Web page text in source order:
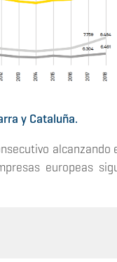
y Cataluña.
alcanzando
europeas